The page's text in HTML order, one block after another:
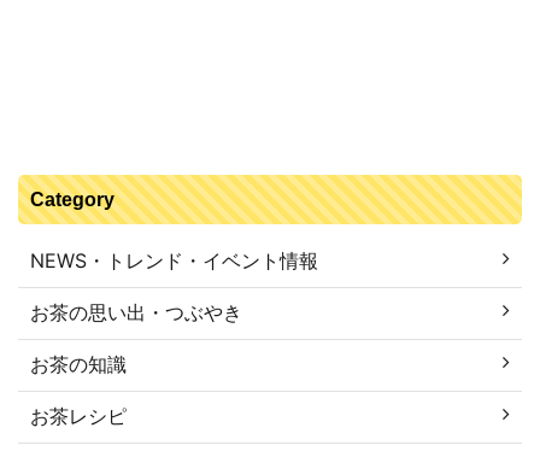
Category
NEWS・トレンド・イベント情報
お茶の思い出・つぶやき
お茶の知識
お茶レシピ